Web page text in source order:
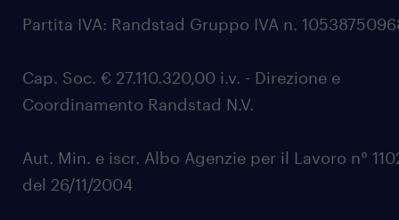
Partita IVA: Randstad Gruppo IVA n.
Cap. Soc. € 27.110.320,00 i.v. - Direzione e
Coordinamento Randstad N.V.
Aut. Min. e iscr. Albo Agenzie per il Lavoro n°
del 26/11/2004